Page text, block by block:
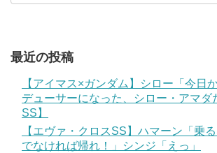
最近の投稿
【アイマス×ガンダム】シロー「今日
デューサーになった、シロー・アマダ
SS】
【エヴァ・クロスSS】ハマーン「乗
でなければ帰れ！」シンジ「えっ」